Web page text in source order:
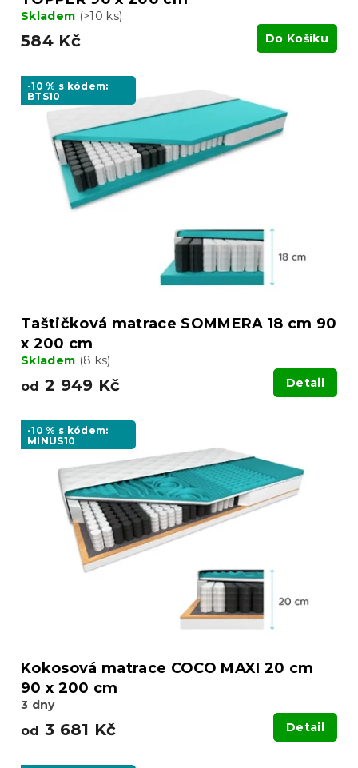
Skladem (>10 ks)
584 Kč Do Košíku
-10 % s kódem:
BTS10
Taštičková matrace SOMMERA 18 cm 90
x 200 cm
Skladem (8 ks)
od 2 949 Kč Detail
-10 % s kódem:
MINUS10
Kokosová matrace COCO MAXI 20 cm
90 x 200 cm
3 dny
od 3 681 Kč Detail